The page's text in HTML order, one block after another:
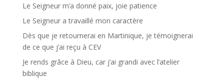
Le Seigneur m’a donné paix, joie patience
Le Seigneur a travaillé mon caractère
Dès que je retournerai en Martinique, je témoignerai
de ce que j’ai reçu à CEV
Je rends grâce à Dieu, car j’ai grandi avec l’atelier
biblique